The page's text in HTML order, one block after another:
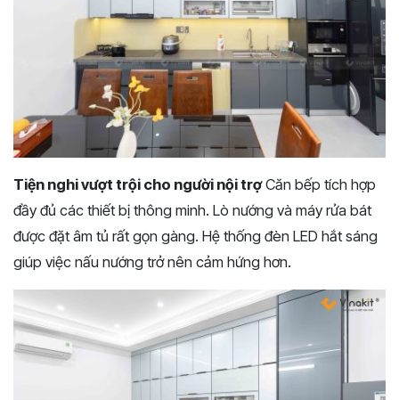
Tiện nghi vượt trội cho người nội trợCăn bếp tích hợp
đầy đủ các thiết bị thông minh. Lò nướng và máy rửa bát
được đặt âm tủ rất gọn gàng. Hệ thống đèn LED hắt sáng
giúp việc nấu nướng trở nên cảm hứng hơn.